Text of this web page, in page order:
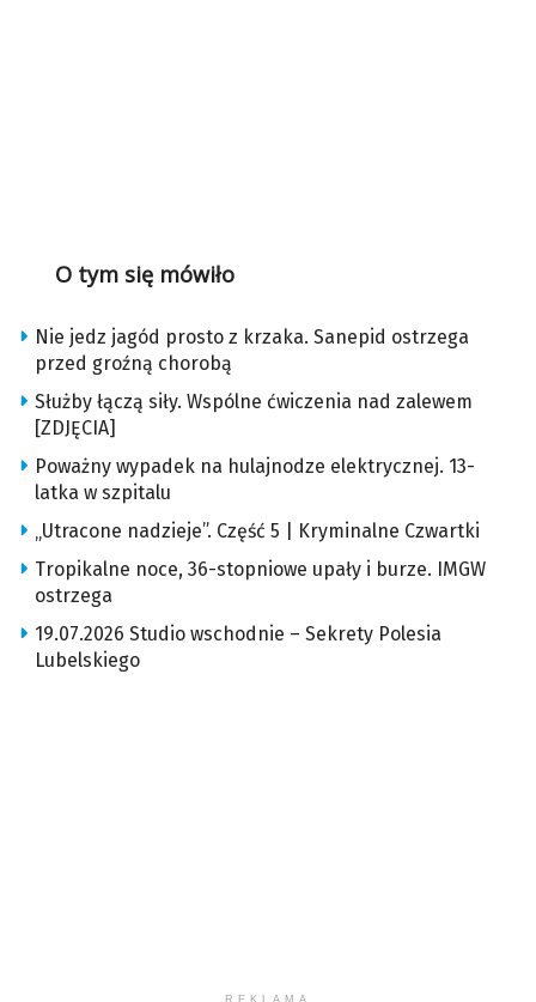
O tym się mówiło
Nie jedz jagód prosto z krzaka. Sanepid ostrzega
przed groźną chorobą
Służby łączą siły. Wspólne ćwiczenia nad zalewem
[ZDJĘCIA]
Poważny wypadek na hulajnodze elektrycznej. 13-
latka w szpitalu
„Utracone nadzieje”. Część 5 | Kryminalne Czwartki
Tropikalne noce, 36-stopniowe upały i burze. IMGW
ostrzega
19.07.2026 Studio wschodnie – Sekrety Polesia
Lubelskiego